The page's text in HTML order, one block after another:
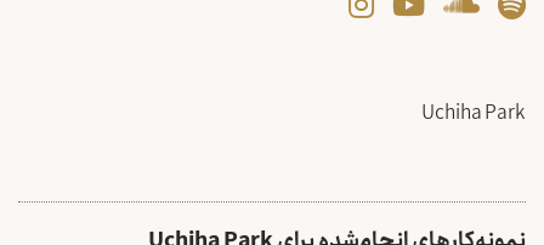
Uchiha Park